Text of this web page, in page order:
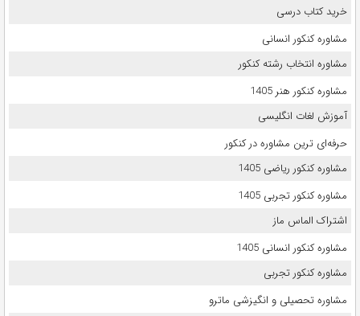
خرید کتاب درسی
مشاوره کنکور انسانی
مشاوره انتخاب رشته کنکور
مشاوره کنکور هنر 1405
آموزش لغات انگلیسی
حرفه‌ای ترین مشاوره در کنکور
مشاوره کنکور ریاضی 1405
مشاوره کنکور تجربی 1405
اشتراک الماس ماز
مشاوره کنکور انسانی 1405
مشاوره کنکور تجربی
مشاوره تحصیلی و انگیزشی ماترو